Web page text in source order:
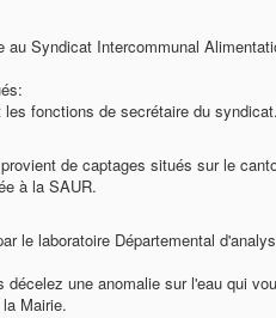
au Syndicat Intercommunal
fonctions de secrétaire du
de captages situés sur le
à la SAUR.
le laboratoire Départemental
une anomalie sur l'eau qui
Mairie.